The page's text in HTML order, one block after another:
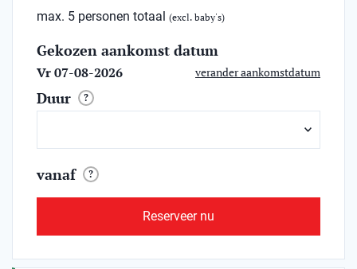
max. 5 personen totaal (excl. baby's)
Gekozen aankomst datum
Vr 07-08-2026 verander aankomstdatum
Duur ?
vanaf ?
Reserveer nu